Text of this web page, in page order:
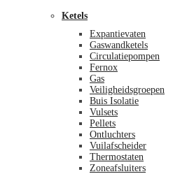
Ketels
Expantievaten
Gaswandketels
Circulatiepompen
Fernox
Gas
Veiligheidsgroepen
Buis Isolatie
Vulsets
Pellets
Ontluchters
Vuilafscheider
Thermostaten
Zoneafsluiters